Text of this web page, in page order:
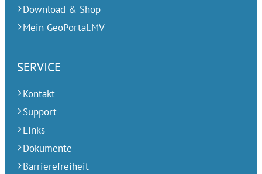
Download & Shop
Mein GeoPortal.MV
SERVICE
Kontakt
Support
Links
Dokumente
Barrierefreiheit